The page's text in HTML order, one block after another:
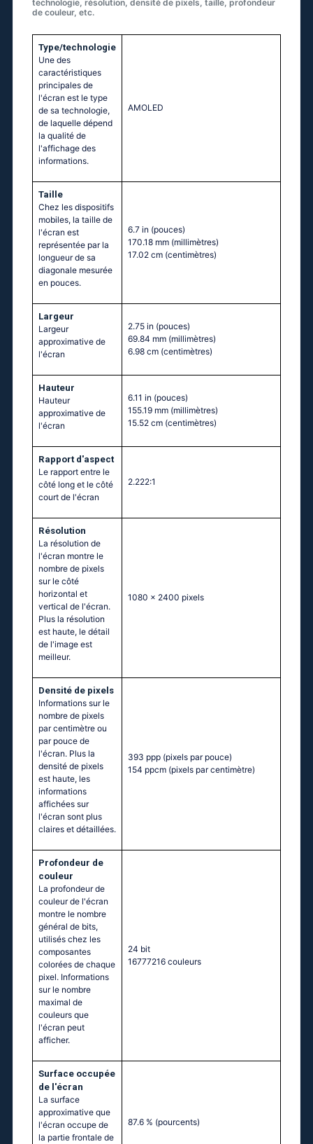
technologie, résolution, densité de pixels, taille, profondeur
de couleur, etc.
Type/technologie
Une des
caractéristiques
principales de
l'écran est le type
de sa technologie,
de laquelle dépend
la qualité de
l'affichage des
informations.
AMOLED
Taille
Chez les dispositifs
mobiles, la taille de
l'écran est
représentée par la
longueur de sa
diagonale mesurée
en pouces.
6.7 in (pouces)
170.18 mm (millimètres)
17.02 cm (centimètres)
Largeur
Largeur
approximative de
l'écran
2.75 in (pouces)
69.84 mm (millimètres)
6.98 cm (centimètres)
Hauteur
Hauteur
approximative de
l'écran
6.11 in (pouces)
155.19 mm (millimètres)
15.52 cm (centimètres)
Rapport d'aspect
Le rapport entre le
côté long et le côté
court de l'écran
2.222:1
Résolution
La résolution de
l'écran montre le
nombre de pixels
sur le côté
horizontal et
vertical de l'écran.
Plus la résolution
est haute, le détail
de l'image est
meilleur.
1080 x 2400 pixels
Densité de pixels
Informations sur le
nombre de pixels
par centimètre ou
par pouce de
l'écran. Plus la
densité de pixels
est haute, les
informations
affichées sur
l'écran sont plus
claires et détaillées.
393 ppp (pixels par pouce)
154 ppcm (pixels par centimètre)
Profondeur de
couleur
La profondeur de
couleur de l'écran
montre le nombre
général de bits,
utilisés chez les
composantes
colorées de chaque
pixel. Informations
sur le nombre
maximal de
couleurs que
l'écran peut
afficher.
24 bit
16777216 couleurs
Surface occupée
de l'écran
La surface
approximative que
l'écran occupe de
la partie frontale de
87.6 % (pourcents)